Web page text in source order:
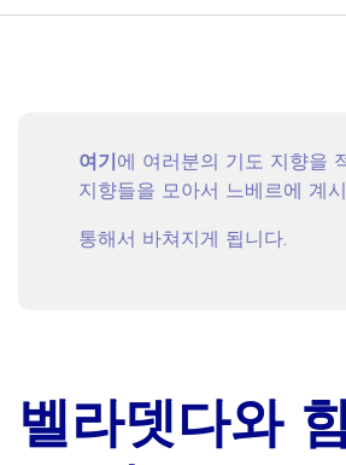
벨라뎃다와
여기 에 여러분의 기도 지향을
지향들을 모아서 느베르에 계
통해서 바쳐지게 됩니다.